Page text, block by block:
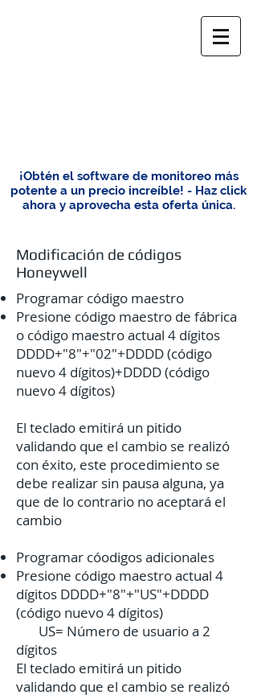
¡Obtén el software de monitoreo más
potente a un precio increíble! - Haz click
ahora y aprovecha esta oferta única.
Modificación de códigos
Honeywell
Programar código maestro
Presione código maestro de fábrica
o código maestro actual 4 dígitos
DDDD+"8"+"02"+DDDD (código
nuevo 4 dígitos)+DDDD (código
nuevo 4 dígitos)
El teclado emitirá un pitido
validando que el cambio se realizó
con éxito, este procedimiento se
debe realizar sin pausa alguna, ya
que de lo contrario no aceptará el
cambio​
Programar cóodigos adicionales
Presione código maestro actual 4
dígitos DDDD+"8"+"US"+DDDD
(código nuevo 4 dígitos)
US= Número de usuario a 2
dígitos
El teclado emitirá un pitido
validando que el cambio se realizó